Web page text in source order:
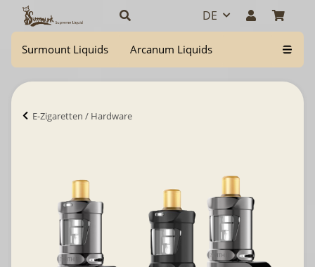
DE
Surmount Liquids Arcanum Liquids
E-Zigaretten / Hardware